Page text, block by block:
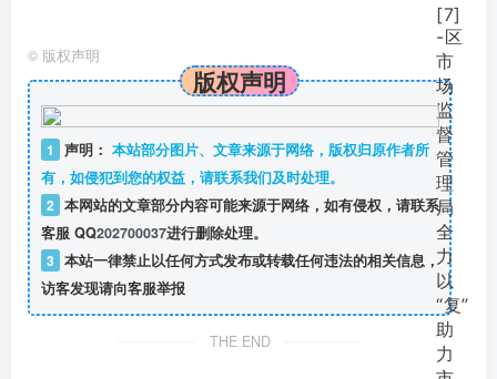
© 版权声明
版权声明
1 声明： 本站部分图片、文章来源于网络，版权归原作者所
有，如侵犯到您的权益，请联系我们及时处理。
2 本网站的文章部分内容可能来源于网络，如有侵权，请联系
客服 QQ202700037进行删除处理。
3 本站一律禁止以任何方式发布或转载任何违法的相关信息，
访客发现请向客服举报
THE END